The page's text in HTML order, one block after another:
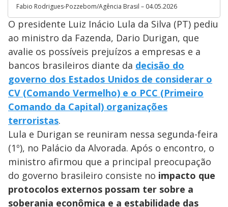
Fabio Rodrigues-Pozzebom/Agência Brasil – 04.05.2026
O presidente Luiz Inácio Lula da Silva (PT) pediu
ao ministro da Fazenda, Dario Durigan, que
avalie os possíveis prejuízos a empresas e a
bancos brasileiros diante da decisão do
governo dos Estados Unidos de considerar o
CV (Comando Vermelho) e o PCC (Primeiro
Comando da Capital) organizações
terroristas.
Lula e Durigan se reuniram nessa segunda-feira
(1º), no Palácio da Alvorada. Após o encontro, o
ministro afirmou que a principal preocupação
do governo brasileiro consiste no impacto que
protocolos externos possam ter sobre a
soberania econômica e a estabilidade das